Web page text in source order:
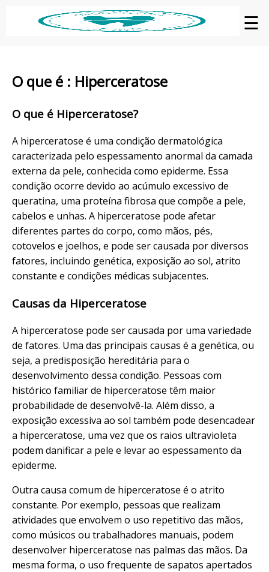
☰
O que é : Hiperceratose
O que é Hiperceratose?
A hiperceratose é uma condição dermatológica
caracterizada pelo espessamento anormal da camada
externa da pele, conhecida como epiderme. Essa
condição ocorre devido ao acúmulo excessivo de
queratina, uma proteína fibrosa que compõe a pele,
cabelos e unhas. A hiperceratose pode afetar
diferentes partes do corpo, como mãos, pés,
cotovelos e joelhos, e pode ser causada por diversos
fatores, incluindo genética, exposição ao sol, atrito
constante e condições médicas subjacentes.
Causas da Hiperceratose
A hiperceratose pode ser causada por uma variedade
de fatores. Uma das principais causas é a genética, ou
seja, a predisposição hereditária para o
desenvolvimento dessa condição. Pessoas com
histórico familiar de hiperceratose têm maior
probabilidade de desenvolvê-la. Além disso, a
exposição excessiva ao sol também pode desencadear
a hiperceratose, uma vez que os raios ultravioleta
podem danificar a pele e levar ao espessamento da
epiderme.
Outra causa comum de hiperceratose é o atrito
constante. Por exemplo, pessoas que realizam
atividades que envolvem o uso repetitivo das mãos,
como músicos ou trabalhadores manuais, podem
desenvolver hiperceratose nas palmas das mãos. Da
mesma forma, o uso frequente de sapatos apertados